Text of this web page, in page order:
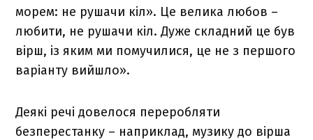
морем: не рушачи кіл». Це велика любов –
любити, не рушачи кіл. Дуже складний це був
вірш, із яким ми помучилися, це не з першого
варіанту вийшло».
Деякі речі довелося переробляти
безперестанку – наприклад, музику до вірша